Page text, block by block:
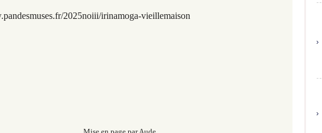
2025noiii/irinamoga-vieillemaison